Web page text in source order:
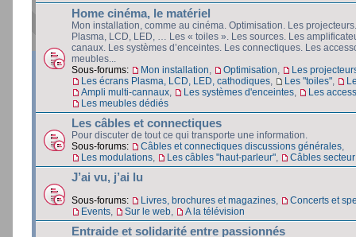
Home cinéma, le matériel
Mon installation, comme au cinéma. Optimisation. Les
Plasma, LCD, LED, … Les « toiles ». Les sources. Les
canaux. Les systèmes d’enceintes. Les connectiques. Les
meubles...
Sous-forums:
Mon installation Optimisation
Les
Les écrans Plasma, LCD, LED, cathodiques
Les "toiles"
Ampli multi-cannaux
Les systèmes d'enceintes
Les
Les meubles dédiés
Les câbles et connectiques
Pour discuter de tout ce qui transporte une information.
Sous-forums:
Câbles et connectiques discussions générales
Les modulations
Les câbles "haut-parleur" Câbles
J’ai vu, j’ai lu
Sous-forums: Livres, brochures et magazines
Concerts et
Events
Sur le web A la télévision
Entraide et solidarité entre passionnés